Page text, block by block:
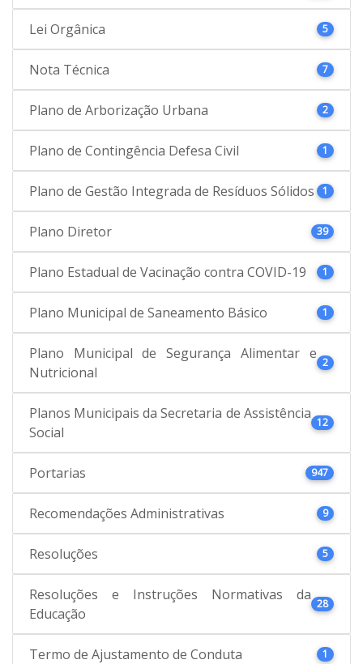
Lei Orgânica 5
Nota Técnica 7
Plano de Arborização Urbana 2
Plano de Contingência Defesa Civil 1
Plano de Gestão Integrada de Resíduos Sólidos 1
Plano Diretor 39
Plano Estadual de Vacinação contra COVID-19 1
Plano Municipal de Saneamento Básico 1
Plano Municipal de Segurança Alimentar e
Nutricional
2
Planos Municipais da Secretaria de Assistência
Social
12
Portarias 947
Recomendações Administrativas 9
Resoluções 5
Resoluções e Instruções Normativas da
Educação
28
Termo de Ajustamento de Conduta 1